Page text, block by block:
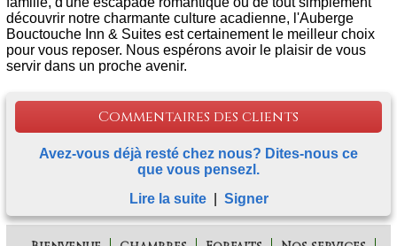
découvrir notre charmante culture acadienne, l'Auberge
Bouctouche Inn & Suites est certainement le meilleur choix
pour vous reposer. Nous espérons avoir le plaisir de vous
servir dans un proche avenir.
Commentaires des clients
Avez-vous déjà resté chez nous? Dites-nous ce
que vous pensezl.
Lire la suite| Signer